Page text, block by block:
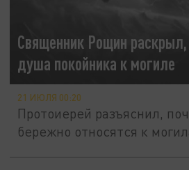
Священник Рощин раскрыл,
душа покойника к могиле
21 ИЮЛЯ 00:20
Протоиерей разъяснил,
бережно относятся к